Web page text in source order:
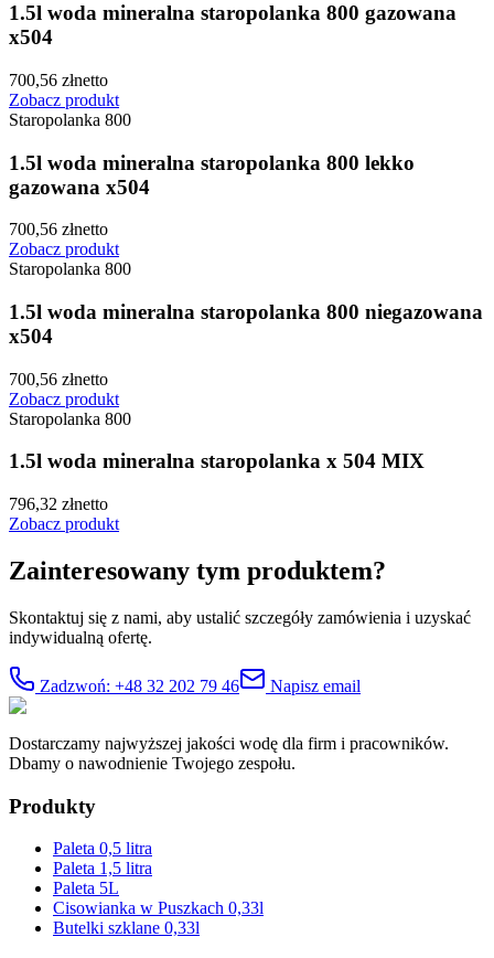
1.5l woda mineralna staropolanka 800 gazowana
x504
700,56 złnetto
Zobacz produkt
Staropolanka 800
1.5l woda mineralna staropolanka 800 lekko
gazowana x504
700,56 złnetto
Zobacz produkt
Staropolanka 800
1.5l woda mineralna staropolanka 800 niegazowana
x504
700,56 złnetto
Zobacz produkt
Staropolanka 800
1.5l woda mineralna staropolanka x 504 MIX
796,32 złnetto
Zobacz produkt
Zainteresowany tym produktem?
Skontaktuj się z nami, aby ustalić szczegóły zamówienia i uzyskać
indywidualną ofertę.
Zadzwoń: +48 32 202 79 46 Napisz email
Dostarczamy najwyższej jakości wodę dla firm i pracowników.
Dbamy o nawodnienie Twojego zespołu.
Produkty
Paleta 0,5 litra
Paleta 1,5 litra
Paleta 5L
Cisowianka w Puszkach 0,33l
Butelki szklane 0,33l